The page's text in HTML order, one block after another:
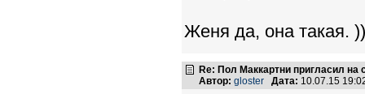
Женя да, она такая.
Re: Пол Маккартни пригласил
Автор: gloster Дата: 10.07.15